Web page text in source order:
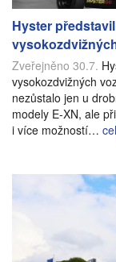
Hyster
Zveřejněno 30.7.
vysokozdvižných
nezůstalo jen u
modely E-XN, ale
i více možností…